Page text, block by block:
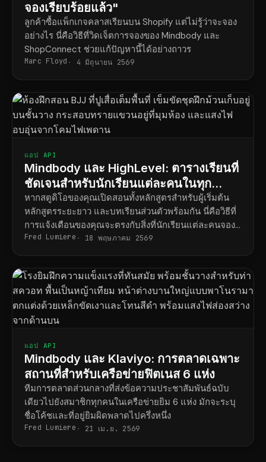
จองเรียบร้อยแล้ว"
ลูกค้าซื้อแพ็กเกจคลาสเรียนบน Shopify แต่ไม่รู้ว่าจะจอง
อย่างไร นี่คือวิธีที่วิดเจ็ตการจองของ Mindbody และ
ShopConnect ช่วยแก้ปัญหานี้ได้อย่างถาวร
Marc Floyd 4 มิถุนายน 2569
แอป API
Mindbody และ HighLevel: ตารางเรียนที่
ชัดเจนสำหรับนักเรียนแต่ละคนในทุก
หลักสูตร
หากสตูดิโอของคุณเปิดสอนทั้งหลักสูตรสำหรับผู้เริ่มต้น
หลักสูตรระยะยาว และบทเรียนส่วนตัวพร้อมกัน นี่คือวิธีที่
การแจ้งเตือนของคุณจะตรงกับสิ่งที่นักเรียนแต่ละคนจอง
ไว้จริง
Fred Lumiere 18 พฤษภาคม 2569
แอป API
Mindbody และ Klaviyo: การตลาดเฉพาะ
สถานที่สำหรับเครือข่ายฟิตเนส 6 แห่ง
ทีมการตลาดส่วนกลางที่ส่งข้อความประชาสัมพันธ์ฉบับ
เดียวไปยังสมาชิกทุกคนในเครือข่ายยิม 6 แห่ง มักจะระบุ
ชื่อโค้ชและที่อยู่ยิมผิดพลาดไปครึ่งหนึ่ง
Fred Lumiere 21 เม.ย. 2569